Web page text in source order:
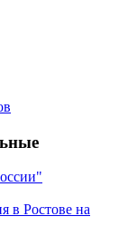
в Ростове на